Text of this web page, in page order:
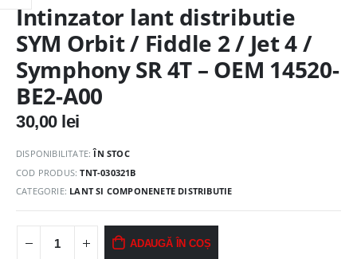
Intinzator lant distributie
SYM Orbit / Fiddle 2 / Jet 4 /
Symphony SR 4T – OEM 14520-
BE2-A00
30,00 lei
DISPONIBILITATE:ÎN STOC
COD PRODUS:TNT-030321B
CATEGORIE: LANT SI COMPONENETE DISTRIBUTIE
ADAUGĂ ÎN COȘ